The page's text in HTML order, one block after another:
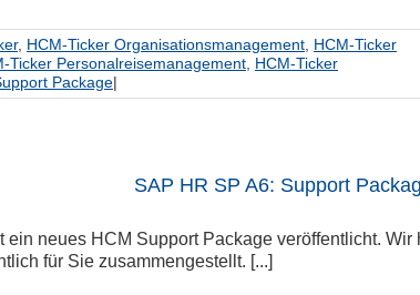
, HCM-Ticker Organisationsmanagement HCM-Ticker
Ticker Personalreisemanagement HCM-Ticker
Package|
SAP HR SP A6: Support
ein neues HCM Support Package veröffentlicht.
für Sie zusammengestellt. [...]